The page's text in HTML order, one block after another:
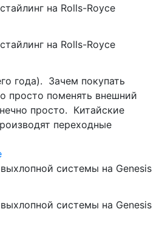
на Rolls-Royce
на Rolls-Royce
года). Зачем покупать
просто поменять внешний
просто. Китайские
переходные
системы на Genesis
системы на Genesis